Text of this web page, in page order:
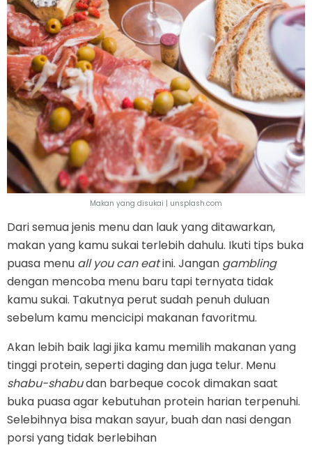
Makan yang disukai | unsplash.com
Dari semua jenis menu dan lauk yang ditawarkan,
makan yang kamu sukai terlebih dahulu. Ikuti tips buka
puasa menu all you can eatini. Jangan gambling
dengan mencoba menu baru tapi ternyata tidak
kamu sukai. Takutnya perut sudah penuh duluan
sebelum kamu mencicipi makanan favoritmu.
Akan lebih baik lagi jika kamu memilih makanan yang
tinggi protein, seperti daging dan juga telur. Menu
shabu-shabudan barbeque cocok dimakan saat
buka puasa agar kebutuhan protein harian terpenuhi.
Selebihnya bisa makan sayur, buah dan nasi dengan
porsi yang tidak berlebihan